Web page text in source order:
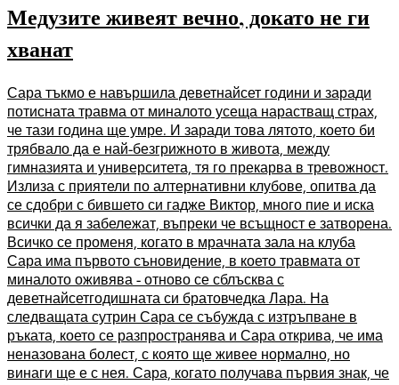
Медузите живеят вечно, докато не ги
хванат
Сара тъкмо е навършила деветнайсет години и заради
потисната травма от миналото усеща нарастващ страх,
че тази година ще умре. И заради това лятото, което би
трябвало да е най-безгрижното в живота, между
гимназията и университета, тя го прекарва в тревожност.
Излиза с приятели по алтернативни клубове, опитва да
се сдобри с бившето си гадже Виктор, много пие и иска
всички да я забележат, въпреки че всъщност е затворена.
Всичко се променя, когато в мрачната зала на клуба
Сара има първото съновидение, в което травмата от
миналото оживява - отново се сблъсква с
деветнайсетгодишната си братовчедка Лара. На
следващата сутрин Сара се събужда с изтръпване в
ръката, което се разпространява и Сара открива, че има
неназована болест, с която ще живее нормално, но
винаги ще е с нея. Сара, когато получава първия знак, че